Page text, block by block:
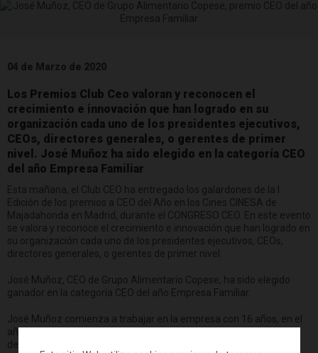
04 de Marzo de 2020
Los Premios Club Ceo valoran y reconocen el
crecimiento e innovación que han logrado en su
organización cada uno de los presidentes ejecutivos,
CEOs, directores generales, o gerentes de primer
nivel. José Muñoz ha sido elegido en la categoría CEO
del año Empresa Familiar
Esta mañana, el Club CEO ha entregado los galardones de la I
Edición de los premios a CEO del Año en los Cines CINESA de
Majadahonda en Madrid, durante el CONGRESO CEO. En este evento
se valora y reconoce el crecimiento e innovación que han logrado en
su organización cada uno de los presidentes ejecutivos, CEOs,
directores generales, o gerentes de primer nivel.
José Muñoz, CEO de Grupo Alimentario Copese, ha sido elegido
ganador en la categoría CEO del año Empresa Familiar.
José Muñoz comienza a trabajar en la empresa con 16 años, en el
año 1983, en la fábrica de piensos. Tras pasar por todas las líneas
de la empresa, en el año 2010 llega a la dirección general de la